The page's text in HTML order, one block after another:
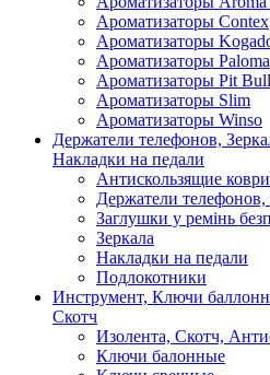
Ароматизаторы Contex
Ароматизаторы
Ароматизаторы Paloma
Ароматизаторы Pit Bull
Ароматизаторы Slim
Ароматизаторы Winso
Держатели телефонов,
Накладки на педали
Антискользящие
Держатели
Заглушки у ремінь
Зеркала
Накладки на педали
Подлокотники
Инструмент, Ключи
Скотч
Изолента, Скотч,
Ключи балонные